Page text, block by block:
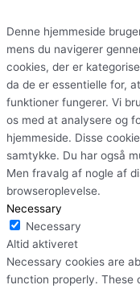
Denne hjemmeside
mens du navigerer
cookies, der er
da de er essentielle for,
funktioner fungerer. Vi
os med at analysere og
hjemmeside. Disse
samtykke. Du har også
Men fravalg af nogle af
browseroplevelse.
Necessary
Necessary
Altid aktiveret
Necessary cookies are
function properly. These